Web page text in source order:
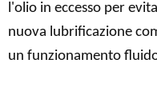
l'olio in eccesso per
nuova lubrificazione
un funzionamento